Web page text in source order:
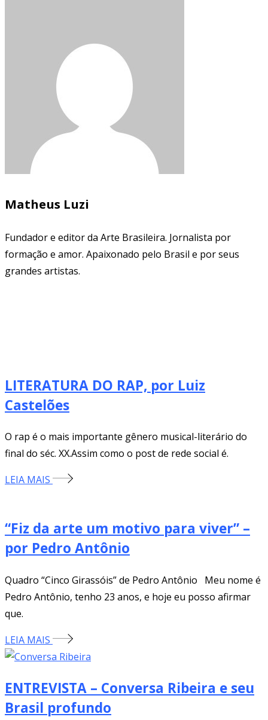
Matheus Luzi
Fundador e editor da Arte Brasileira. Jornalista por
formação e amor. Apaixonado pelo Brasil e por seus
grandes artistas.
LITERATURA DO RAP, por Luiz
Castelões
O rap é o mais importante gênero musical-literário do
final do séc. XX.Assim como o post de rede social é.
LEIA MAIS
“Fiz da arte um motivo para viver” –
por Pedro Antônio
Quadro “Cinco Girassóis” de Pedro Antônio Meu nome é
Pedro Antônio, tenho 23 anos, e hoje eu posso afirmar
que.
LEIA MAIS
ENTREVISTA – Conversa Ribeira e seu
Brasil profundo